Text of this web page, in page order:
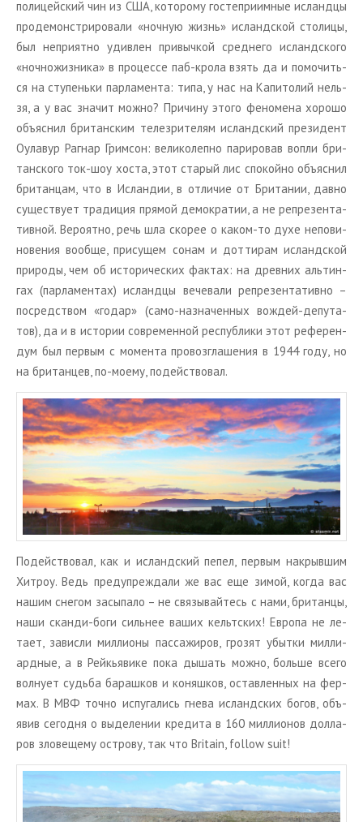
по­ли­цей­ский чин из США, ко­то­ро­му го­сте­при­им­ные ис­ланд­цы
про­де­мон­стри­ро­ва­ли «ноч­ную жизнь» ис­ланд­ской сто­ли­цы,
был непри­ят­но удив­лен при­выч­кой сред­не­го ис­ланд­ско­го
«ноч­но­жиз­ни­ка» в про­цес­се паб-крола взять да и по­мо­чить­
ся на сту­пень­ки пар­ла­мен­та: типа, у нас на Ка­пи­то­лий нель­
зя, а у вас зна­чит можно? При­чи­ну этого фе­но­ме­на хо­ро­шо
объ­яс­нил бри­тан­ским те­ле­зри­те­лям ис­ланд­ский пре­зи­дент
Оула­вур Ра­г­нар Грим­сон: ве­ли­ко­леп­но па­ри­ро­вав вопли бри­
тан­ско­го ток-шоу хоста, этот ста­рый лис спо­кой­но объ­яс­нил
бри­тан­цам, что в Ис­лан­дии, в от­ли­чие от Бри­та­нии, давно
су­ще­ству­ет тра­ди­ция пря­мой де­мо­кра­тии, а не ре­пре­зен­та­
тив­ной. Ве­ро­ят­но, речь шла ско­рее о каком-то духе непо­ви­
но­ве­ния во­об­ще, при­су­щем сонам и до­тти­рам ис­ланд­ской
при­ро­ды, чем об ис­то­ри­че­ских фак­тах: на древ­них аль­тин­
гах (пар­ла­мен­тах) ис­ланд­цы ве­че­ва­ли ре­пре­зен­та­тив­но –
по­сред­ством «годар» (само-на­зна­чен­ных во­ждей-де­пу­та­
тов), да и в ис­то­рии со­вре­мен­ной рес­пуб­ли­ки этот ре­фе­рен­
дум был пер­вым с мо­мен­та про­воз­гла­ше­ния в 1944 году, но
на бри­тан­цев, по-моему, по­дей­ство­вал.
По­дей­ство­вал, как и ис­ланд­ский пепел, пер­вым на­крыв­шим
Хит­роу. Ведь пре­ду­пре­жда­ли же вас еще зимой, когда вас
нашим сне­гом за­сы­па­ло – не свя­зы­вай­тесь с нами, бри­тан­цы,
наши скан­ди-боги силь­нее ваших кельт­ских! Ев­ро­па не ле­
та­ет, за­вис­ли мил­ли­о­ны пас­са­жи­ров, гро­зят убыт­ки мил­ли­
ард­ные, а в Рейкья­ви­ке пока ды­шать можно, боль­ше всего
вол­ну­ет судь­ба ба­раш­ков и ко­няш­ков, остав­лен­ных на фер­
мах. В МВФ точно ис­пу­га­лись гнева ис­ланд­ских богов, объ­
явив се­год­ня о вы­де­ле­нии кре­ди­та в 160 мил­ли­о­нов дол­ла­
ров зло­ве­ще­му ост­ро­ву, так что Britain, follow suit!